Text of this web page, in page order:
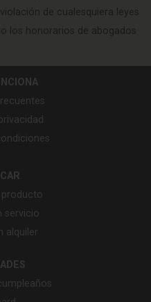
de cualesquiera leyes
los honorarios de abogados
producto
servicio
alquiler